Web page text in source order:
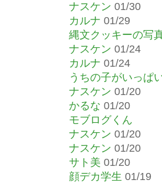
ナスケン 01/30
カルナ 01/29
縄文クッキーの写
ナスケン 01/24
カルナ 01/24
うちの子がいっぱ
ナスケン 01/20
かるな 01/20
モブログくん
ナスケン 01/20
ナスケン 01/20
サト美 01/20
顔デカ学生 01/19